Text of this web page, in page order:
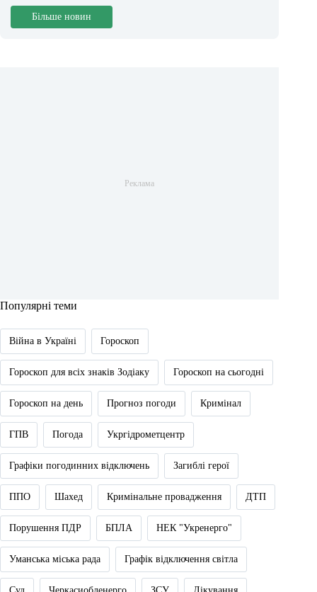
Більше новин
Популярні теми
Війна в Україні Гороскоп
Гороскоп для всіх знаків Зодіаку Гороскоп на сьогодні
Гороскоп на день Прогноз погоди Кримінал
ГПВ Погода Укргідрометцентр
Графіки погодинних відключень Загиблі герої
ППО Шахед Кримінальне провадження ДТП
Порушення ПДР БПЛА НЕК "Укренерго"
Уманська міська рада Графік відключення світла